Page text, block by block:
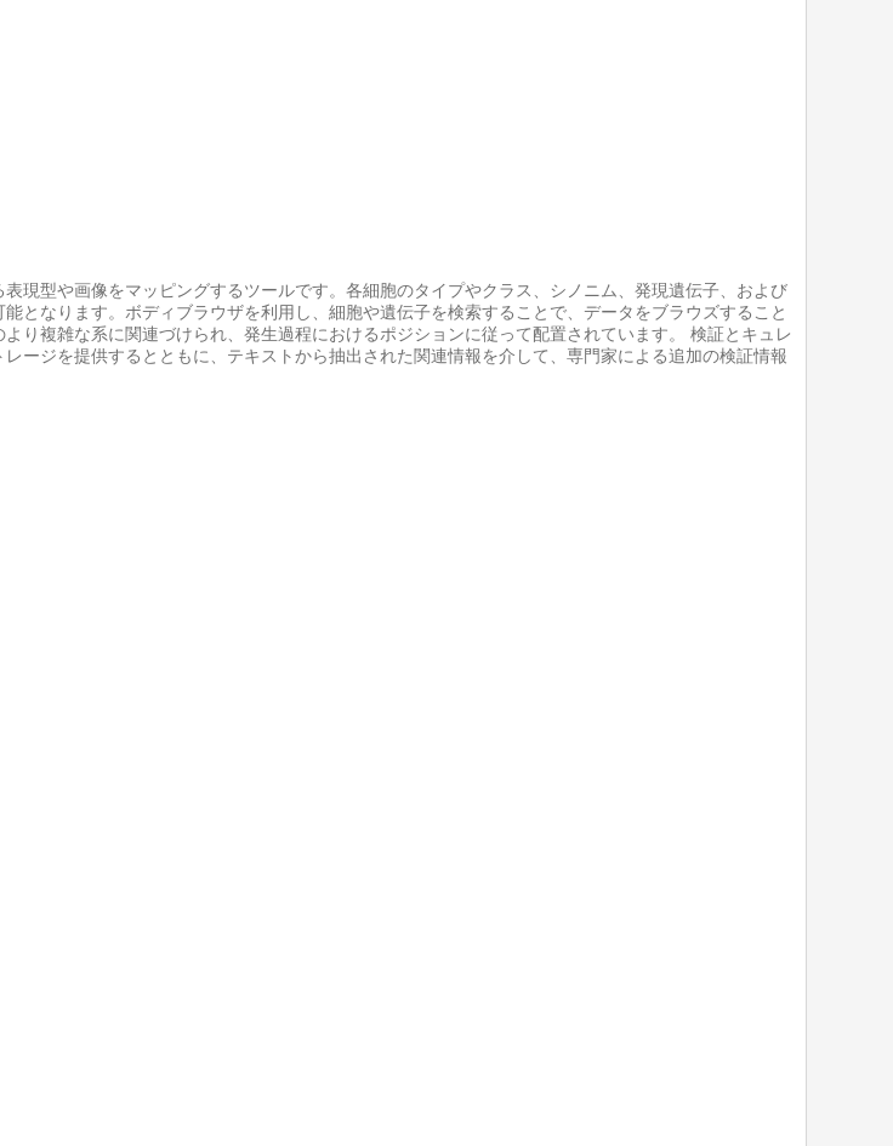
現型や画像をマッピングするツールです。各細胞のタイプやクラス、シノニム、発現遺伝子、および
となります。ボディブラウザを利用し、細胞や遺伝子を検索することで、データをブラウズすること
り複雑な系に関連づけられ、発生過程におけるポジションに従って配置されています。 検証とキュレ
ージを提供するとともに、テキストから抽出された関連情報を介して、専門家による追加の検証情報